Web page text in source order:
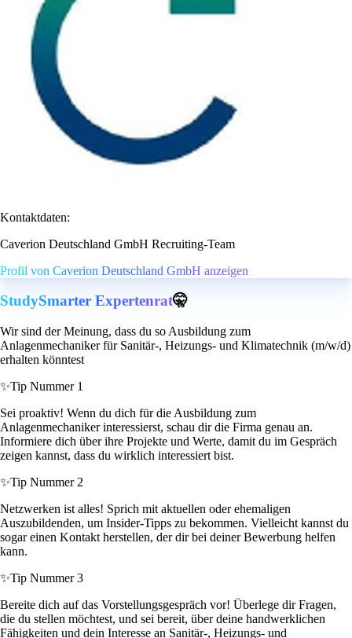
Kontaktdaten:
Caverion Deutschland GmbH Recruiting-Team
Profil von Caverion Deutschland GmbH anzeigen
StudySmarter Expertenrat🤫
Wir sind der Meinung, dass du so Ausbildung zum
Anlagenmechaniker für Sanitär-, Heizungs- und Klimatechnik (m/w/d)
erhalten könntest
✨Tip Nummer 1
Sei proaktiv! Wenn du dich für die Ausbildung zum
Anlagenmechaniker interessierst, schau dir die Firma genau an.
Informiere dich über ihre Projekte und Werte, damit du im Gespräch
zeigen kannst, dass du wirklich interessiert bist.
✨Tip Nummer 2
Netzwerken ist alles! Sprich mit aktuellen oder ehemaligen
Auszubildenden, um Insider-Tipps zu bekommen. Vielleicht kannst du
sogar einen Kontakt herstellen, der dir bei deiner Bewerbung helfen
kann.
✨Tip Nummer 3
Bereite dich auf das Vorstellungsgespräch vor! Überlege dir Fragen,
die du stellen möchtest, und sei bereit, über deine handwerklichen
Fähigkeiten und dein Interesse an Sanitär-, Heizungs- und